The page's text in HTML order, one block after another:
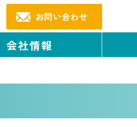
お問い合わせ
会社情報